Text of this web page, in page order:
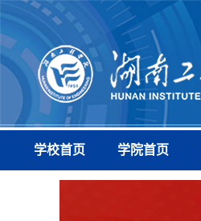
学校首页 学院首页